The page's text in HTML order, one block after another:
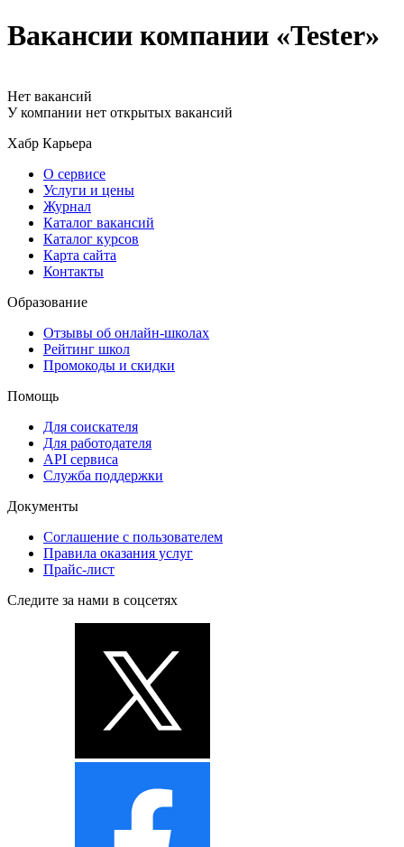
Вакансии компании «Tester»
Нет вакансий
У компании нет открытых вакансий
Хабр Карьера
О сервисе
Услуги и цены
Журнал
Каталог вакансий
Каталог курсов
Карта сайта
Контакты
Образование
Отзывы об онлайн-школах
Рейтинг школ
Промокоды и скидки
Помощь
Для соискателя
Для работодателя
API сервиса
Служба поддержки
Документы
Соглашение с пользователем
Правила оказания услуг
Прайс-лист
Следите за нами в соцсетях